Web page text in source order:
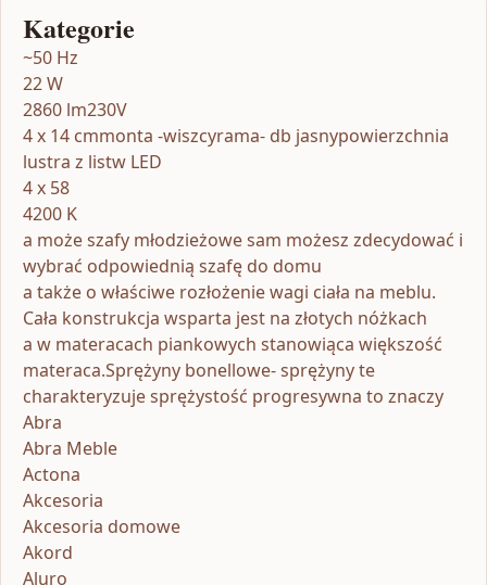
Kategorie
~50 Hz
22 W
2860 lm230V
4 x 14 cmmonta -wiszcyrama- db jasnypowierzchnia
lustra z listw LED
4 x 58
4200 K
a może szafy młodzieżowe sam możesz zdecydować i
wybrać odpowiednią szafę do domu
a także o właściwe rozłożenie wagi ciała na meblu.
Cała konstrukcja wsparta jest na złotych nóżkach
a w materacach piankowych stanowiąca większość
materaca.Sprężyny bonellowe- sprężyny te
charakteryzuje sprężystość progresywna to znaczy
Abra
Abra Meble
Actona
Akcesoria
Akcesoria domowe
Akord
Aluro